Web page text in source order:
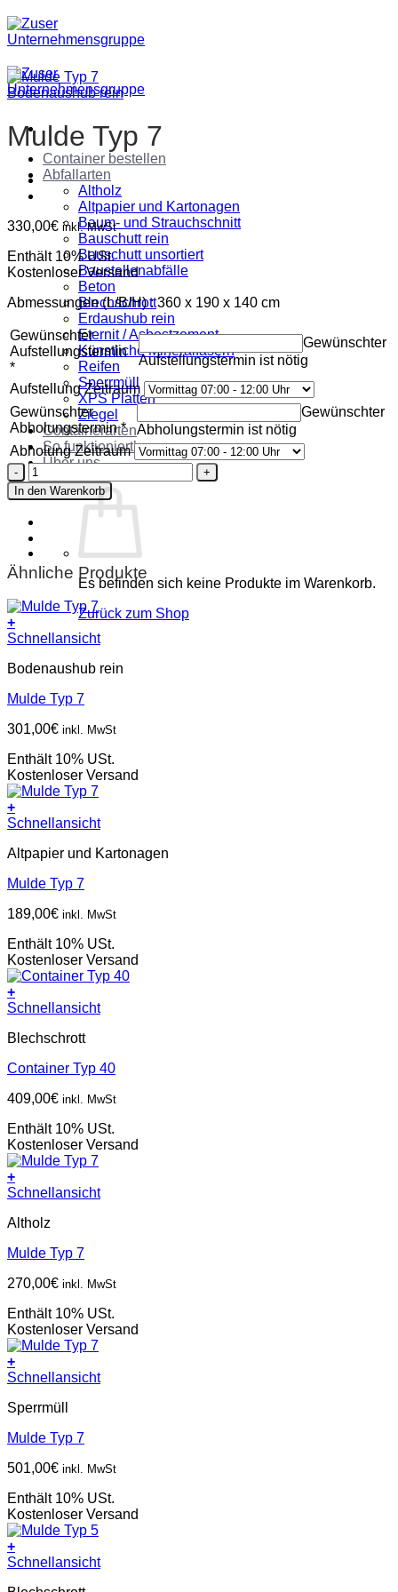
Zum
Inhalt
springen
Container bestellen
Abfallarten
Altholz
Altpapier und Kartonagen
Baum- und Strauchschnitt
Bauschutt rein
Bauschutt unsortiert
Baustellenabfälle
Beton
Blechschrott
Erdaushub rein
Eternit / Asbestzement
Künstliche Mineralfasern
Reifen
Sperrmüll
XPS Platten
Ziegel
Containerarten
So funktioniert’s
Über uns
Kontakt
Es befinden sich keine Produkte im Warenkorb.
Zurück zum Shop
Bodenaushub rein
Mulde Typ 7
330,00€ inkl. MwSt
Enthält 10% USt.
Kostenloser Versand
Abmessungen (L/B/H) : 360 x 190 x 140 cm
Gewünschter
Aufstellungstermin
*
Gewünschter
Aufstellungstermin ist nötig
Aufstellung Zeitraum
Gewünschter
Abholungstermin*
Gewünschter
Abholungstermin ist nötig
Abholung Zeitraum
Mulde
Typ
7
Menge
In den Warenkorb
Ähnliche Produkte
+
Schnellansicht
Bodenaushub rein
Mulde Typ 7
301,00€ inkl. MwSt
Enthält 10% USt.
Kostenloser Versand
+
Schnellansicht
Altpapier und Kartonagen
Mulde Typ 7
189,00€ inkl. MwSt
Enthält 10% USt.
Kostenloser Versand
+
Schnellansicht
Blechschrott
Container Typ 40
409,00€ inkl. MwSt
Enthält 10% USt.
Kostenloser Versand
+
Schnellansicht
Altholz
Mulde Typ 7
270,00€ inkl. MwSt
Enthält 10% USt.
Kostenloser Versand
+
Schnellansicht
Sperrmüll
Mulde Typ 7
501,00€ inkl. MwSt
Enthält 10% USt.
Kostenloser Versand
+
Schnellansicht